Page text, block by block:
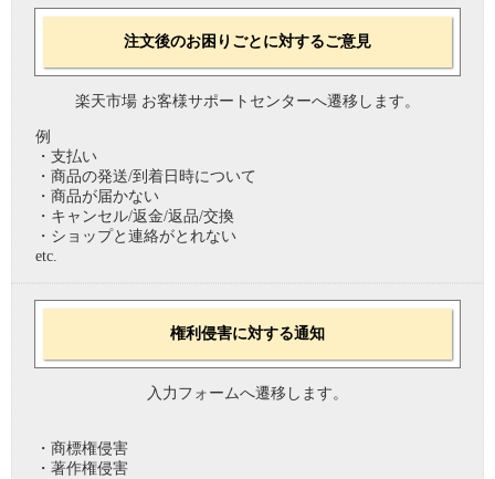
注文後のお困りごとに対するご意見
楽天市場 お客様サポートセンターへ遷移します。
例
・支払い
・商品の発送/到着日時について
・商品が届かない
・キャンセル/返金/返品/交換
・ショップと連絡がとれない
etc.
権利侵害に対する通知
入力フォームへ遷移します。
・商標権侵害
・著作権侵害